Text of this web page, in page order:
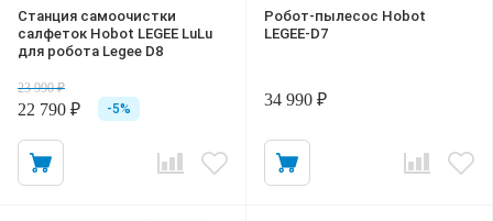
Станция самоочистки
салфеток Hobot LEGEE LuLu
для робота Legee D8
23 990 ₽
22 790 ₽ -5%
Робот-пылесос Hobot
LEGEE-D7
34 990 ₽